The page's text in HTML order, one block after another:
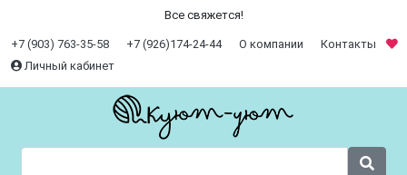
Все свяжется!
+7 (903) 763-35-58 +7 (926)174-24-44 О компании
Контакты
Личный кабинет